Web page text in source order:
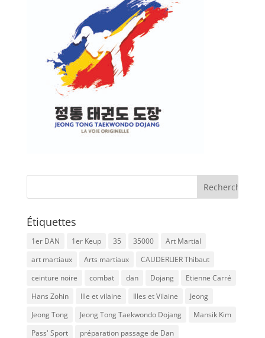
Étiquettes
1er DAN 1er Keup 35 35000
Art Martial
art martiaux
Arts martiaux
CAUDERLIER Thibaut
ceinture noire
combat dan Dojang
Etienne Carré
Hans Zohin
Ille et vilaine Illes et Vilaine
Jeong
Jeong Tong
Jeong Tong Taekwondo Dojang
Mansik Kim
Pass' Sport
préparation passage de Dan